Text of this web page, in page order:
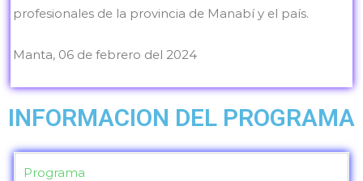
profesionales de la provincia de Manabí y el país.
Manta, 06 de febrero del 2024
INFORMACION DEL PROGRAMA
Programa